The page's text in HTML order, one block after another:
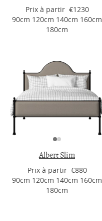
Prix ​​à partir €1230
90cm 120cm 140cm 160cm
180cm
Albert Slim
Prix ​​à partir €880
90cm 120cm 140cm 160cm
180cm